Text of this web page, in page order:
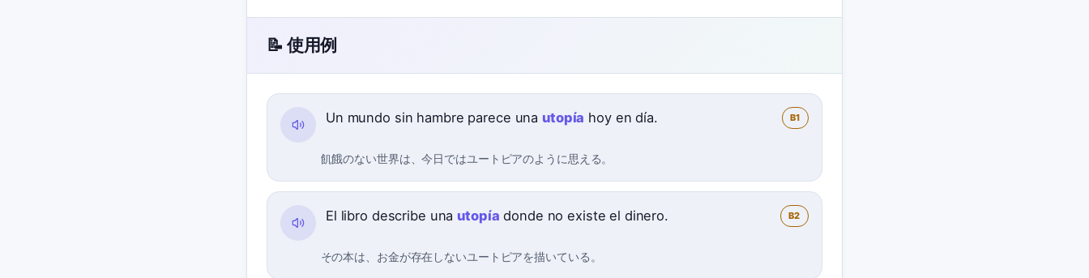
📝 使用例
Un mundo sin hambre parece una utopía hoy en día. B1
飢餓のない世界は、今日ではユートピアのように思える。
El libro describe una utopía donde no existe el dinero. B2
その本は、お金が存在しないユートピアを描いている。